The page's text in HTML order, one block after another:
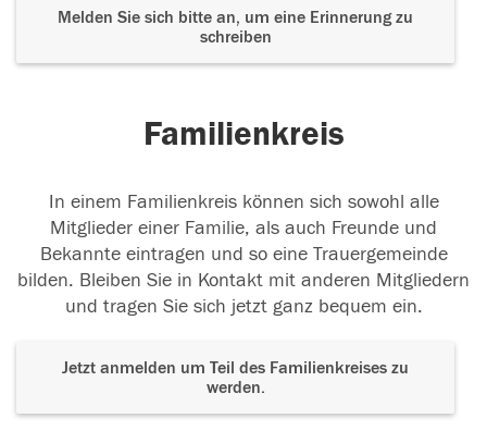
Melden Sie sich bitte an, um eine Erinnerung zu
schreiben
Familienkreis
In einem Familienkreis können sich sowohl alle
Mitglieder einer Familie, als auch Freunde und
Bekannte eintragen und so eine Trauergemeinde
bilden. Bleiben Sie in Kontakt mit anderen Mitgliedern
und tragen Sie sich jetzt ganz bequem ein.
Jetzt anmelden um Teil des Familienkreises zu
werden.